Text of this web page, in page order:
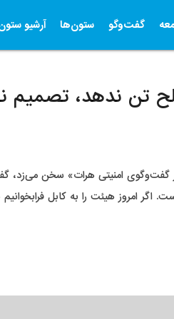
گفت‌وگو ستون‌ها آرشیو
صلح تن ندهد، تصمیم
زیر نام «نهمین دور گفت‌وگوی امنیتی هرات»
امروز هیئت را به کابل فرابخوانیم